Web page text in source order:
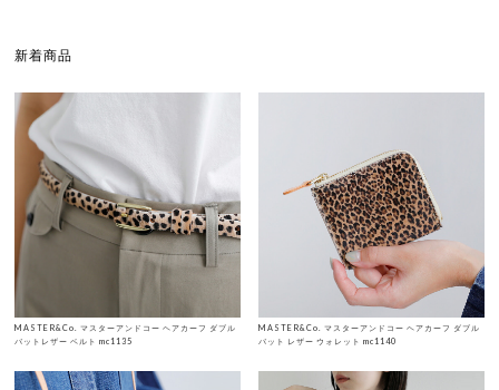
新着商品
MASTER&Co. マスターアンドコー ヘアカーフ ダブル
バットレザー ベルト mc1135
MASTER&Co. マスターアンドコー ヘアカーフ ダブル
バット レザー ウォレット mc1140